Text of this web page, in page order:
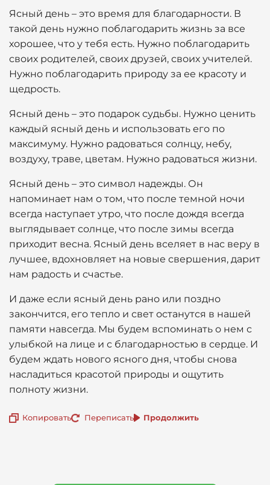
Ясный день – это время для благодарности. В
такой день нужно поблагодарить жизнь за все
хорошее, что у тебя есть. Нужно поблагодарить
своих родителей, своих друзей, своих учителей.
Нужно поблагодарить природу за ее красоту и
щедрость.
Ясный день – это подарок судьбы. Нужно ценить
каждый ясный день и использовать его по
максимуму. Нужно радоваться солнцу, небу,
воздуху, траве, цветам. Нужно радоваться жизни.
Ясный день – это символ надежды. Он
напоминает нам о том, что после темной ночи
всегда наступает утро, что после дождя всегда
выглядывает солнце, что после зимы всегда
приходит весна. Ясный день вселяет в нас веру в
лучшее, вдохновляет на новые свершения, дарит
нам радость и счастье.
И даже если ясный день рано или поздно
закончится, его тепло и свет останутся в нашей
памяти навсегда. Мы будем вспоминать о нем с
улыбкой на лице и с благодарностью в сердце. И
будем ждать нового ясного дня, чтобы снова
насладиться красотой природы и ощутить
полноту жизни.
Копировать Переписать Продолжить